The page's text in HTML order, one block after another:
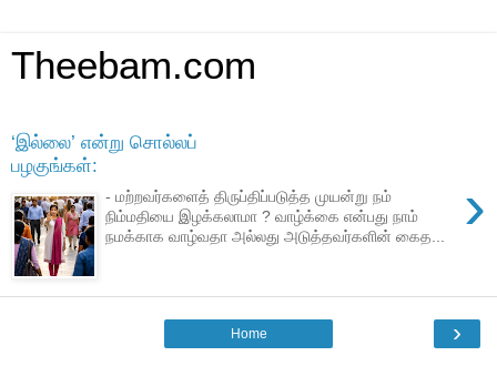
Theebam.com
‘இல்லை’ என்று சொல்லப்
பழகுங்கள்:
›
- மற்றவர்களைத் திருப்திப்படுத்த முயன்று நம்
நிம்மதியை இழக்கலாமா ? வாழ்க்கை என்பது நாம்
நமக்காக வாழ்வதா அல்லது அடுத்தவர்களின் கைத...
›
Home